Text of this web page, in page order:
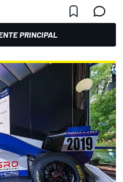
PRINCIPAL